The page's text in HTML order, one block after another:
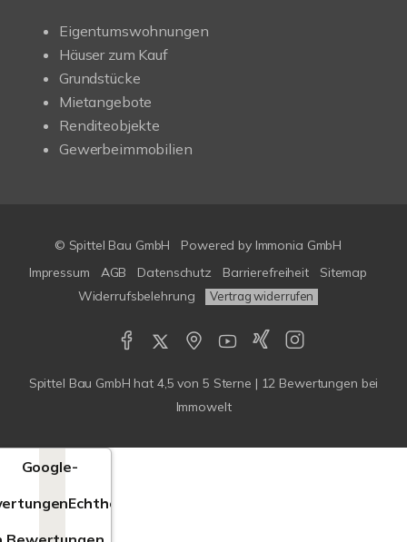
Eigentumswohnungen
Häuser zum Kauf
Grundstücke
Mietangebote
Renditeobjekte
Gewerbeimmobilien
© Spittel Bau GmbH Powered by Immonia GmbH
Impressum
AGB Datenschutz Barrierefreiheit
Sitemap
Widerrufsbelehrung
Vertrag widerrufen
Spittel Bau GmbH hat 4,5 von 5 Sterne | 12 Bewertungen bei
Immowelt
Google-
Echtheit